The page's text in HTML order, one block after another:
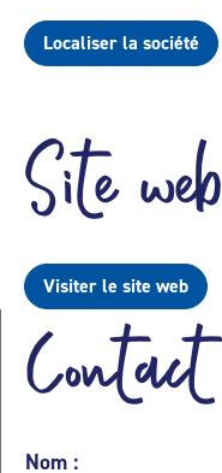
Localiser la société
Site web
Visiter le site web
Contact
Nom :